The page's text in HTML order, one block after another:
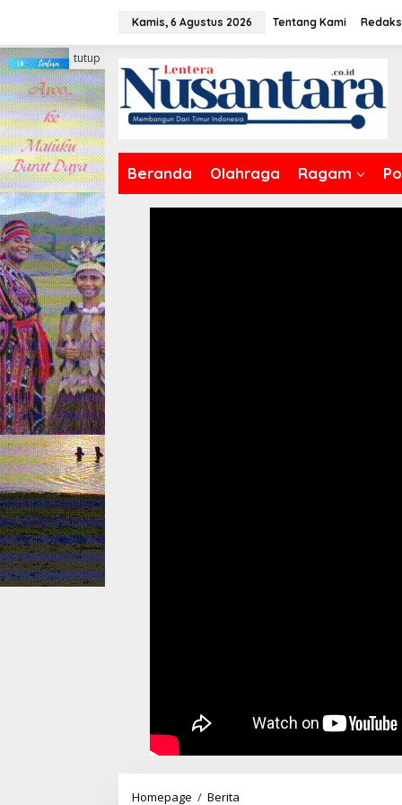
konten
Kamis, 6 Agustus 2026 Tentang Kami
Beranda Olahraga Ragam
tutup
Homepage / Berita